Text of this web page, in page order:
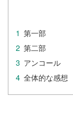
第一部
第二部
アンコール
全体的な感想